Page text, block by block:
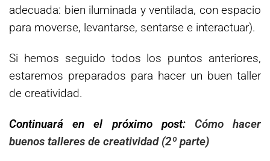
adecuada: bien iluminada y ventilada, con espacio
para moverse, levantarse, sentarse e interactuar).
Si hemos seguido todos los puntos anteriores,
estaremos preparados para hacer un buen taller
de creatividad.
Continuará en el próximo post: Cómo hacer
buenos talleres de creatividad (2º parte)